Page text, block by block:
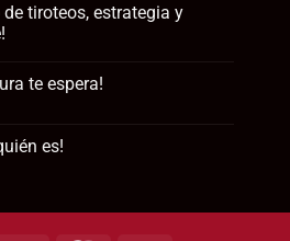
de tiroteos, estrategia y
te espera!
es!